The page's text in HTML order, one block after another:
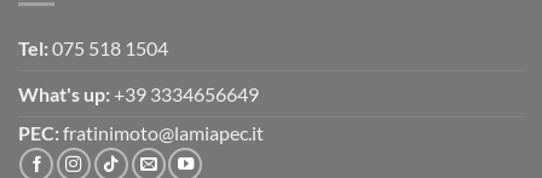
Tel: 075 518 1504
What's up: +39 3334656649
PEC: fratinimoto@lamiapec.it